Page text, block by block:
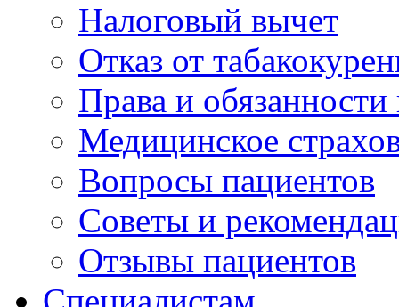
Налоговый вычет
Отказ от
Права и
Медицинское
Вопросы пациентов
Советы и
Отзывы пациентов